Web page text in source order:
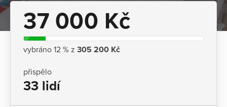
37 000 Kč
vybráno 12 % z 305 200 Kč
přispělo
33 lidí